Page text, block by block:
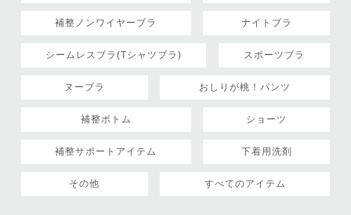
補整ノンワイヤーブラ ナイトブラ
シームレスブラ(Tシャツブラ) スポーツブラ
ヌーブラ おしりが桃！パンツ
補整ボトム ショーツ
補整サポートアイテム 下着用洗剤
その他 すべてのアイテム